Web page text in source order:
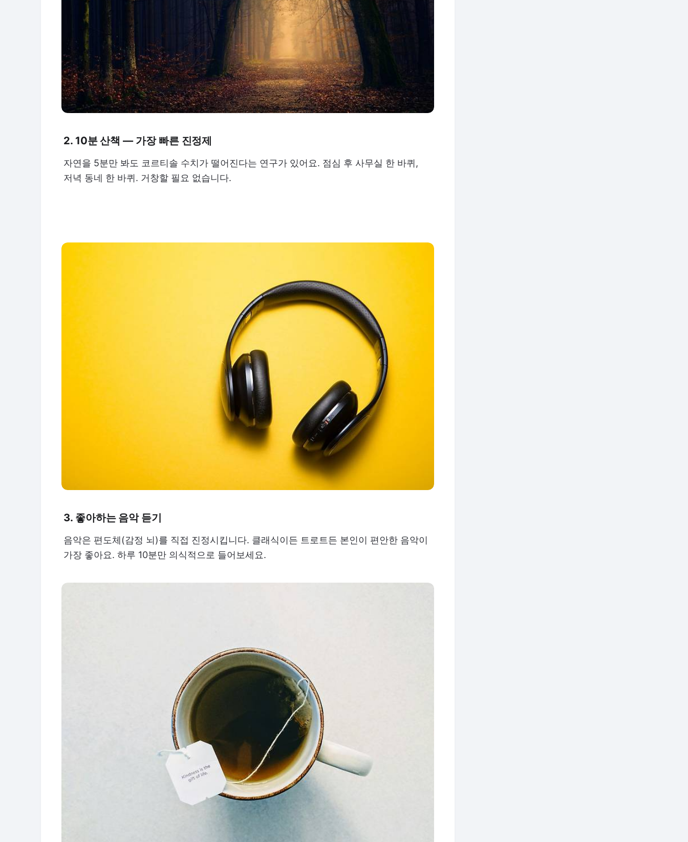
2. 10분 산책 — 가장 빠른 진정제
자연을 5분만 봐도 코르티솔 수치가 떨어진다는 연구가 있어요. 점심 후 사무실 한 바퀴,
저녁 동네 한 바퀴. 거창할 필요 없습니다.
3. 좋아하는 음악 듣기
음악은 편도체(감정 뇌)를 직접 진정시킵니다. 클래식이든 트로트든 본인이 편안한 음악이
가장 좋아요. 하루 10분만 의식적으로 들어보세요.